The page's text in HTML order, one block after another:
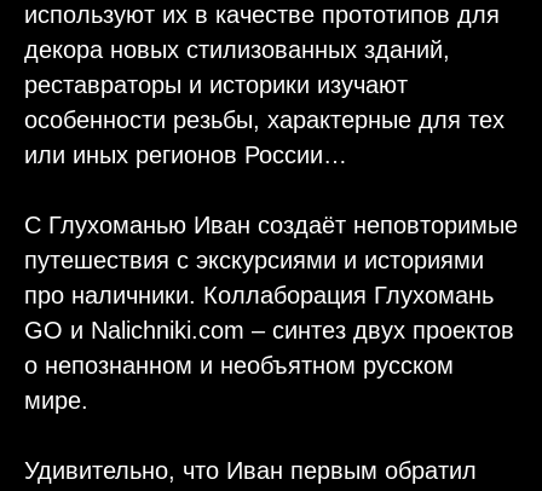
используют их в качестве прототипов для
декора новых стилизованных зданий,
реставраторы и историки изучают
особенности резьбы, характерные для тех
или иных регионов России…
С Глухоманью Иван создаёт неповторимые
путешествия с экскурсиями и историями
про наличники. Коллаборация Глухомань
GO и Nalichniki.com – синтез двух проектов
о непознанном и необъятном русском
мире.
Удивительно, что Иван первым обратил